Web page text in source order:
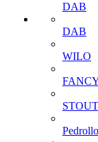
DAB
DAB
WILO
STOUT
Pedrollo